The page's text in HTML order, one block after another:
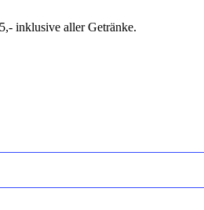
inklusive aller Getränke.